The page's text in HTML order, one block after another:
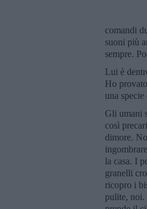
comandi
suoni più
sempre.
Lui è
Ho
una
Gli umani
così
dimore.
la casa. I
granelli
ricopro i
pulite, noi.